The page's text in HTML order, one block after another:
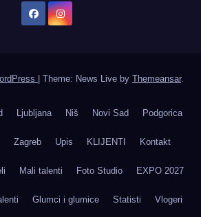
Theme: News Live by Themeansar.
Ljubljana Niš Novi Sad Podgorica
Zagreb Upis KLIJENTI Kontakt
Mali talenti Foto Studio EXPO 2027
Glumci i glumice Statisti Vlogeri